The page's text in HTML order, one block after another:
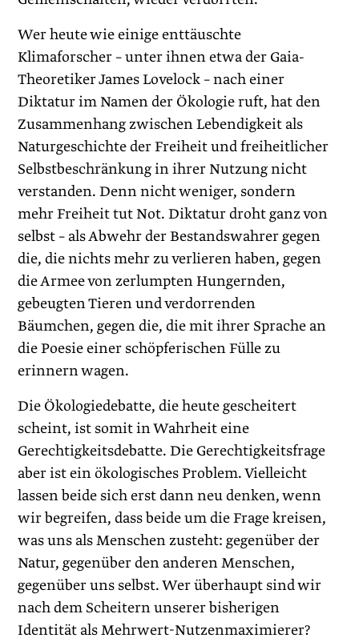
Wer heute wie einige enttäuschte
Klimaforscher – unter ihnen etwa der Gaia-
Theoretiker James Lovelock – nach einer
Diktatur im Namen der Ökologie ruft, hat den
Zusammenhang zwischen Lebendigkeit als
Naturgeschichte der Freiheit und freiheitlicher
Selbstbeschränkung in ihrer Nutzung nicht
verstanden. Denn nicht weniger, sondern
mehr Freiheit tut Not. Diktatur droht ganz von
selbst – als Abwehr der Bestandswahrer gegen
die, die nichts mehr zu verlieren haben, ­gegen
die Armee von zerlumpten Hungernden,
gebeugten Tieren und verdorrenden
Bäumchen, gegen die, die mit ihrer Sprache an
die Poesie einer schöpferischen Fülle zu
erinnern wagen.
Die Ökologiedebatte, die heute gescheitert
scheint, ist somit in Wahrheit eine
Gerechtigkeitsdebatte. Die Gerechtigkeitsfrage
aber ist ein ökologisches Problem. Vielleicht
lassen beide sich erst dann neu denken, wenn
wir begreifen, dass beide um die Frage kreisen,
was uns als Menschen zusteht: gegenüber der
Natur, gegenüber den anderen Menschen,
gegenüber uns selbst. Wer überhaupt sind wir
nach dem Scheitern unserer bisherigen
Identität als Mehrwert-Nutzenmaximierer?